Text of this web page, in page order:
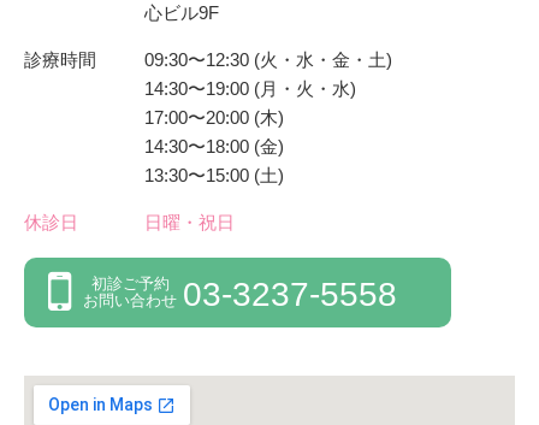
心ビル9F
診療時間
09:30〜12:30 (火・水・金・土)
14:30〜19:00 (月・火・水)
17:00〜20:00 (木)
14:30〜18:00 (金)
13:30〜15:00 (土)
休診日 日曜・祝日
初診ご予約
お問い合わせ 03-3237-5558